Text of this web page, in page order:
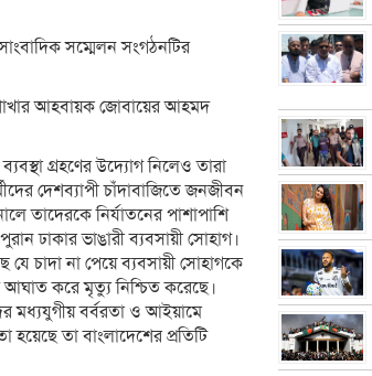
সম্মেলন সংগঠনটির
আহবায়ক জোবায়ের আহমদ
গ্রহণের উদ্যোগ নিলেও তারা
দেশব্যাপী চাঁদাবাজিতে জনজীবন
তাদেরকে নির্যাতনের পাশাপাশি
ঢাকার ভাঙারী ব্যবসায়ী সোহাগ।
চাদা না পেয়ে ব্যবসায়ী সোহাগকে
আঘাত করে মৃত্যু নিশ্চিত করেছে।
মধ্যযুগীয় বর্বরতা ও আইয়ামে
হয়েছে তা বাংলাদেশের প্রতিটি